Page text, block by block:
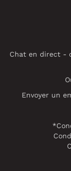
Chat en direct -
Envoyer un